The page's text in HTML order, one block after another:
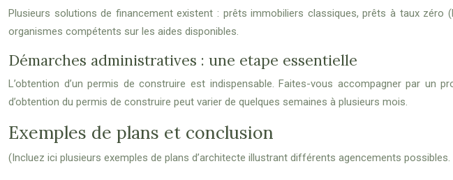
Plusieurs solutions de financement existent : prêts immobiliers classiques, prêts à taux
organismes compétents sur les aides disponibles.
Démarches administratives : une etape essentielle
L’obtention d’un permis de construire est indispensable. Faites-vous accompagner par
d’obtention du permis de construire peut varier de quelques semaines à plusieurs mois.
Exemples de plans et conclusion
(Incluez ici plusieurs exemples de plans d’architecte illustrant différents agencements